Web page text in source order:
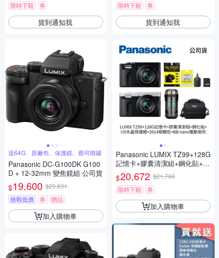
限時下殺
券
貨到通知我
送64G、原廠包、保護鏡、蔡司噴罐
Panasonic DC-G100DK G100
D + 12-32mm 變焦鏡組 公司貨
$19,600 $20,631
挑戰低價
券 贈品
加入購物車
限時下殺
券
貨到通知我
Panasonic LUMIX TZ99+128G
記憶卡+膠囊清潔組+鋼化貼+水
晶保護鏡+2614相機包+NITEC
ORE BB nano 迷你電動氣吹
(公司貨)
$20,672 $21,760
限時下殺
券
加入購物車